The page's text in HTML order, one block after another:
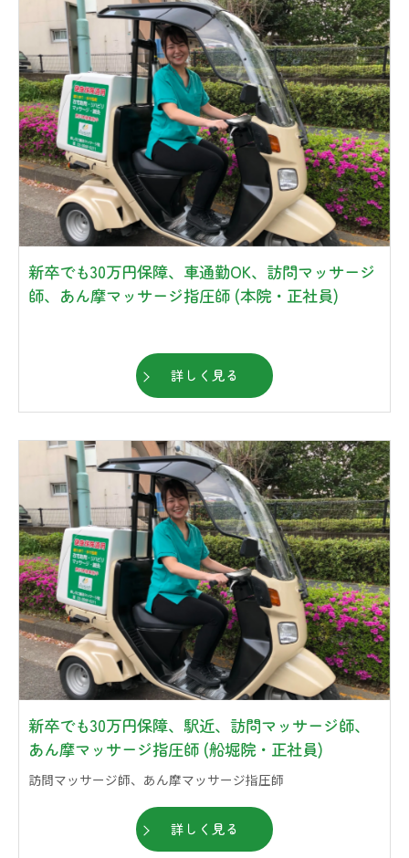
新卒でも30万円保障、車通勤OK、訪問マッサージ
師、あん摩マッサージ指圧師 (本院・正社員)
詳しく見る
新卒でも30万円保障、駅近、訪問マッサージ師、
あん摩マッサージ指圧師 (船堀院・正社員)
訪問マッサージ師、あん摩マッサージ指圧師
詳しく見る